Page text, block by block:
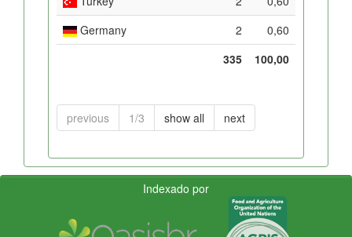
Germany
2
0,60
335
100,00
previous 1/3 show all next
Indexado por